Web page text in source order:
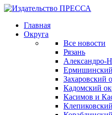
Главная
Округа
Все новости
Рязань
Александро-
Захаровский
Кадомский
Касимов и